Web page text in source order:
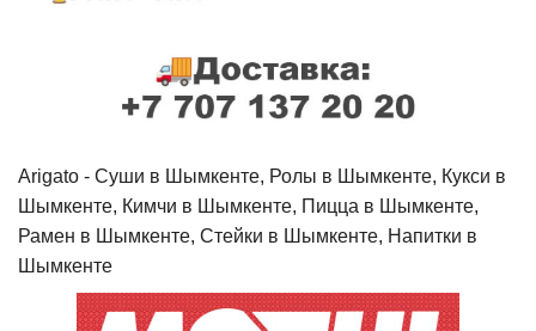
Arigato - Cуши в Шымкенте, Ролы в Шымкенте, Кукси в
Шымкенте, Кимчи в Шымкенте, Пицца в Шымкенте,
Рамен в Шымкенте, Стейки в Шымкенте, Напитки в
Шымкенте